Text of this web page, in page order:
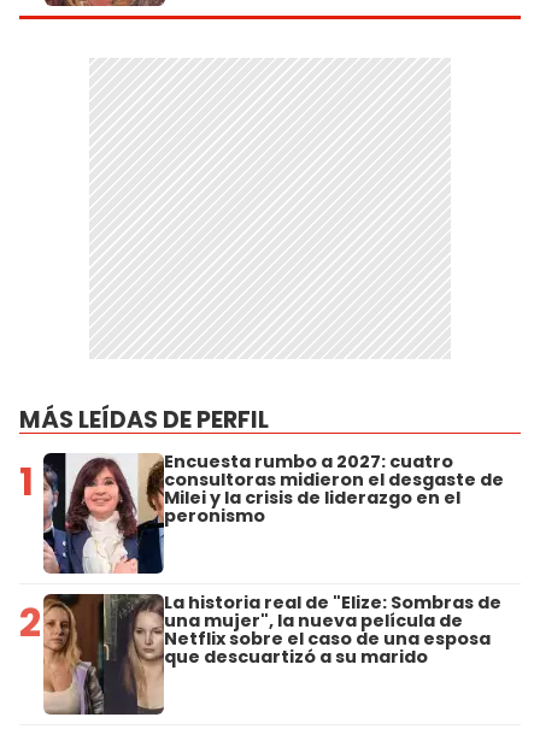
MÁS LEÍDAS DE PERFIL
1 Encuesta rumbo a 2027: cuatro
consultoras midieron el desgaste de
Milei y la crisis de liderazgo en el
peronismo
2 La historia real de "Elize: Sombras de
una mujer", la nueva película de
Netflix sobre el caso de una esposa
que descuartizó a su marido